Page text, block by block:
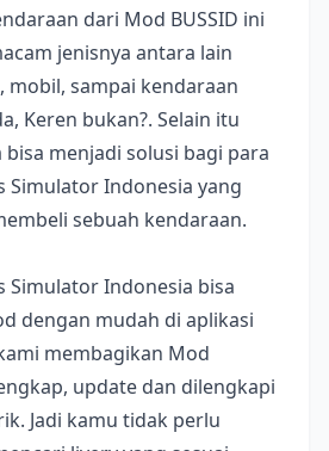
dari Mod BUSSID ini
jenisnya antara lain
mobil, sampai kendaraan
Keren bukan?. Selain itu
bisa menjadi solusi bagi para
Simulator Indonesia yang
sebuah kendaraan.
Simulator Indonesia bisa
dengan mudah di aplikasi
membagikan Mod
update dan dilengkapi
Jadi kamu tidak perlu